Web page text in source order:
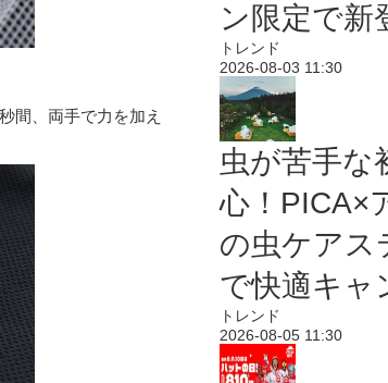
間、両手で力を加え
ン限定で新
トレンド
2026-08-03 11:30
虫が苦手な
心！PICA×
の虫ケアス
で快適キャ
トレンド
2026-08-05 11:30